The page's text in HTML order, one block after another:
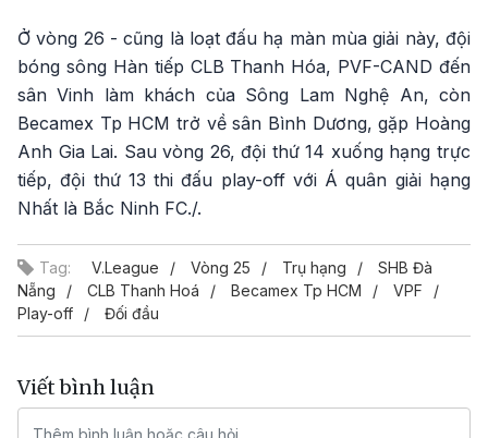
Ở vòng 26 - cũng là loạt đấu hạ màn mùa giải này, đội
bóng sông Hàn tiếp CLB Thanh Hóa, PVF-CAND đến
sân Vinh làm khách của Sông Lam Nghệ An, còn
Becamex Tp HCM trở về sân Bình Dương, gặp Hoàng
Anh Gia Lai. Sau vòng 26, đội thứ 14 xuống hạng trực
tiếp, đội thứ 13 thi đấu play-off với Á quân giải hạng
Nhất là Bắc Ninh FC./.
Tag: V.League Vòng 25 Trụ hạng
SHB Đà
Nẵng
CLB Thanh Hoá Becamex Tp HCM
VPF
Play-off
Đối đầu
Viết bình luận